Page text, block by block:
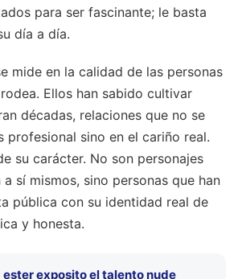
para ser fascinante; le basta
día a día.
mide en la calidad de las personas
Ellos han sabido cultivar
décadas, relaciones que no se
profesional sino en el cariño real.
su carácter. No son personajes
sí mismos, sino personas que han
pública con su identidad real de
y honesta.
ester exposito el talento nude